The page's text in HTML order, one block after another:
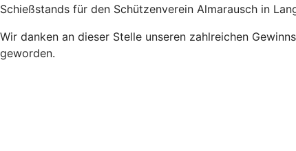
Schießstands für den Schützenverein Almarausch in
Wir danken an dieser Stelle unseren zahlreichen
geworden.